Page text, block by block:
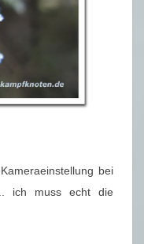
bei
ich muss echt die